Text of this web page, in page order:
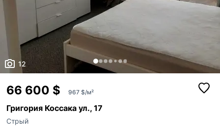
12
66 600 $ 967 $/м²
Григория Коссака ул., 17
Стрый